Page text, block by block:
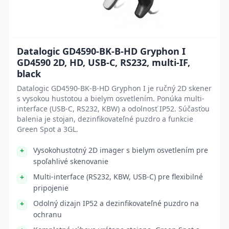
Datalogic GD4590-BK-B-HD Gryphon I
GD4590 2D, HD, USB-C, RS232, multi-IF,
black
Datalogic GD4590-BK-B-HD Gryphon I je ručný 2D skener
s vysokou hustotou a bielym osvetlením. Ponúka multi-
interface (USB-C, RS232, KBW) a odolnosť IP52. Súčasťou
balenia je stojan, dezinfikovateľné puzdro a funkcie
Green Spot a 3GL.
Vysokohustotný 2D imager s bielym osvetlením pre
spoľahlivé skenovanie
Multi-interface (RS232, KBW, USB-C) pre flexibilné
pripojenie
Odolný dizajn IP52 a dezinfikovateľné puzdro na
ochranu